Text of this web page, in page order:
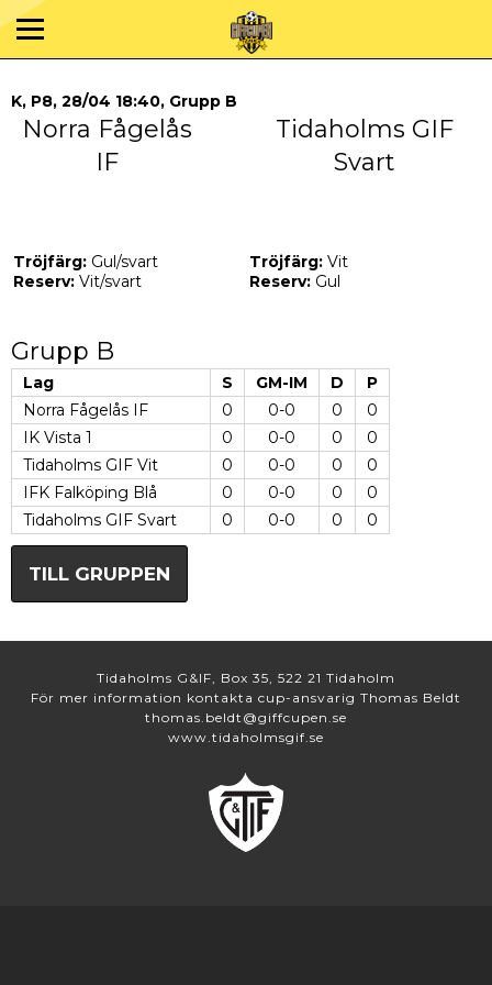
K, P8, 28/04 18:40, Grupp B
Norra Fågelås
IF
Tidaholms GIF
Svart
Tröjfärg: Gul/svart
Reserv: Vit/svart
Tröjfärg: Vit
Reserv: Gul
Grupp B
Lag S GM-IM D
P
Norra Fågelås IF
0 0-0 0
0
IK Vista 1
0 0-0 0
0
Tidaholms GIF Vit
0 0-0 0
0
IFK Falköping Blå
0 0-0 0
0
Tidaholms GIF Svart
0 0-0 0 0
TILL GRUPPEN
Tidaholms G&IF, Box 35, 522 21 Tidaholm
För mer information kontakta cup-ansvarig Thomas Beldt
thomas.beldt@giffcupen.se
www.tidaholmsgif.se